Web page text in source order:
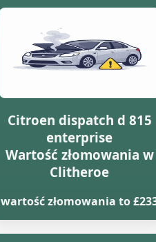
Citroen dispatch d 815
enterprise
Wartość złomowania w
Clitheroe
wartość złomowania to